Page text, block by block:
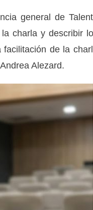
general de
charla y describir
de la
Alezard.